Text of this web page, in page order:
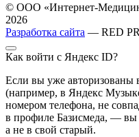
© ООО «Интернет-
2026
Разработка сайта — RED
Как войти с Яндекс ID?
Если вы уже авторизованы
(например, в Яндекс
номером телефона, не
в профиле Базисмеда, —
а не в свой старый.